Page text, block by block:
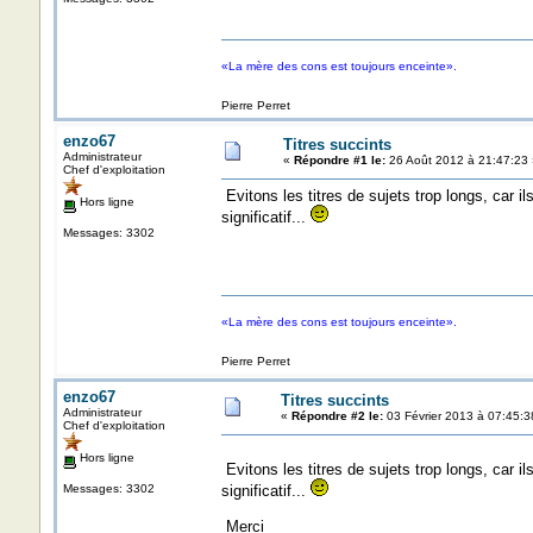
«La mère des cons est toujours enceinte».
Pierre Perret
enzo67
Administrateur
Chef d'exploitation
Hors ligne
Messages: 3302
Titres succints
« Répondre #1 le:26 Août 2012 à 21:47:23
Evitons les titres de sujets trop longs, car
significatif...
«La mère des cons est toujours enceinte».
Pierre Perret
enzo67
Administrateur
Chef d'exploitation
Hors ligne
Messages: 3302
Titres succints
« Répondre #2 le:03 Février 2013 à
Evitons les titres de sujets trop longs, car
significatif...
Merci